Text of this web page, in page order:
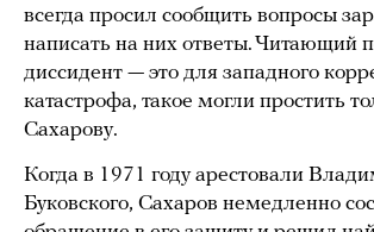
всегда просил сообщить вопросы
написать на них ответы. Читающий
диссидент — это для западного
катастрофа, такое могли простить
Сахарову.
Когда в 1971 году арестовали
Буковского, Сахаров немедленно